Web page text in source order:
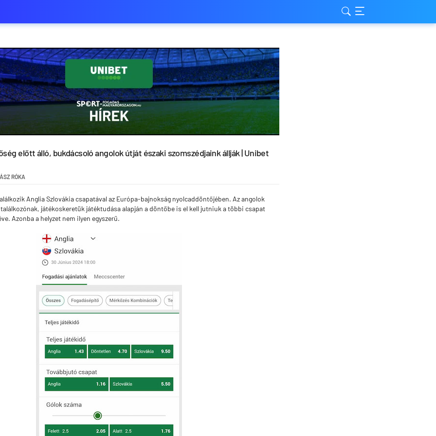
előtt álló, bukdácsoló angolok útját északi szomszédjaink állják | Unibet
RÓKA
Anglia Szlovákia csapatával az Európa-bajnokság nyolcaddöntőjében. Az angolok
játékoskeretük játéktudása alapján a döntőbe is el kell jutniuk a többi csapat
Azonba a helyzet nem ilyen egyszerű.